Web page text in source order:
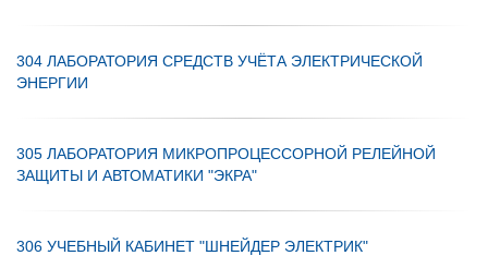
304 ЛАБОРАТОРИЯ СРЕДСТВ УЧЁТА ЭЛЕКТРИЧЕСКОЙ
ЭНЕРГИИ
305 ЛАБОРАТОРИЯ МИКРОПРОЦЕССОРНОЙ РЕЛЕЙНОЙ
ЗАЩИТЫ И АВТОМАТИКИ "ЭКРА"
306 УЧЕБНЫЙ КАБИНЕТ "ШНЕЙДЕР ЭЛЕКТРИК"